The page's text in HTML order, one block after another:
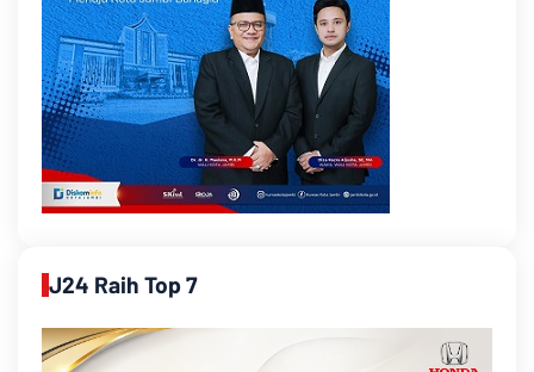
J24 Raih Top 7